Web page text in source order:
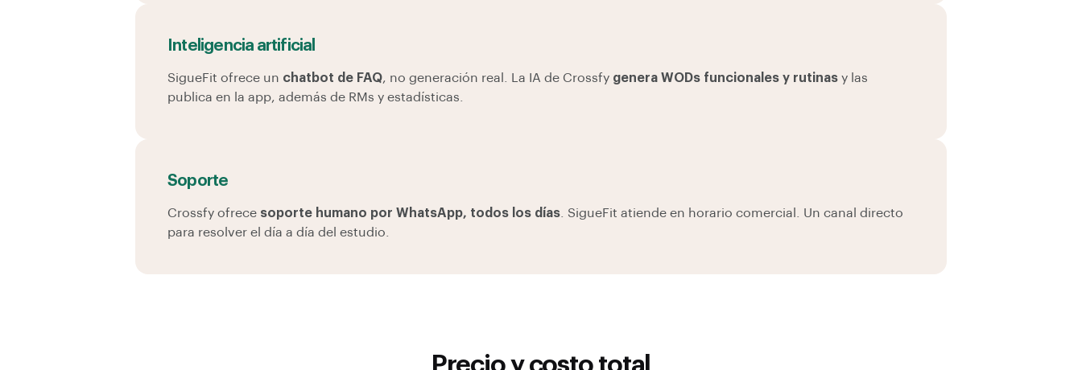
Inteligencia artificial
SigueFit ofrece un chatbot de FAQ, no generación real. La IA de Crossfy genera WODs funcionales y rutinas y las
publica en la app, además de RMs y estadísticas.
Soporte
Crossfy ofrece soporte humano por WhatsApp, todos los días . SigueFit atiende en horario comercial. Un canal directo
para resolver el día a día del estudio.